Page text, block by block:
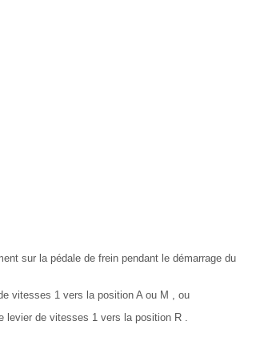
sur la pédale de frein pendant le démarrage du
vitesses 1 vers la position A ou M , ou
levier de vitesses 1 vers la position R .